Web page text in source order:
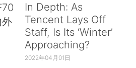
In Depth: As
Tencent Lays Off
Staff, Is Its ‘Winter’
Approaching?
2022年04月01日